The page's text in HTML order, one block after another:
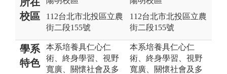
校區
112台北市北投區立農
街二段155號
112台北市北投區立農
街二段155號
學系
特色
本系培養具仁心仁
術、終身學習、視野
寬廣、關懷社會及多
本系培養具仁心仁
術、終身學習、視野
寬廣、關懷社會及多